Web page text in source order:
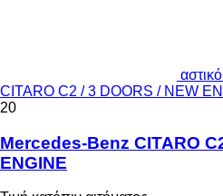
CITARO C2 / 3 DOORS / NEW
20
Mercedes-Benz CITARO
ENGINE